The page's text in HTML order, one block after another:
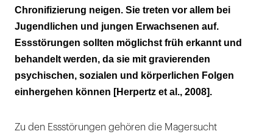
Verlauf
Behandlung
Zahnschäden bei Essstörungen
Aufgaben des Zahnarztes
Chronifizierung neigen. Sie treten vor allem bei
Jugendlichen und jungen Erwachsenen auf.
Essstörungen sollten möglichst früh erkannt und
behandelt werden, da sie mit gravierenden
psychischen, sozialen und körperlichen Folgen
einhergehen können [Herpertz et al., 2008].
Zu den Essstörungen gehören die Magersucht